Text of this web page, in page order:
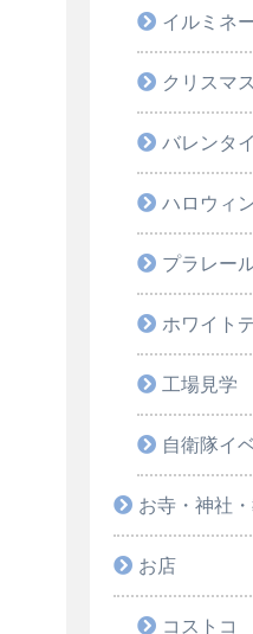
イルミネ
クリスマス
バレンタ
ハロウィ
プラレー
ホワイト
工場見学
自衛隊イ
お寺・神社
お店
コストコ